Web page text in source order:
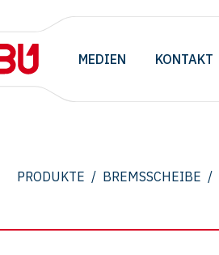
MEDIEN KONTAKT
PRODUKTE / BREMSSCHEIBE /